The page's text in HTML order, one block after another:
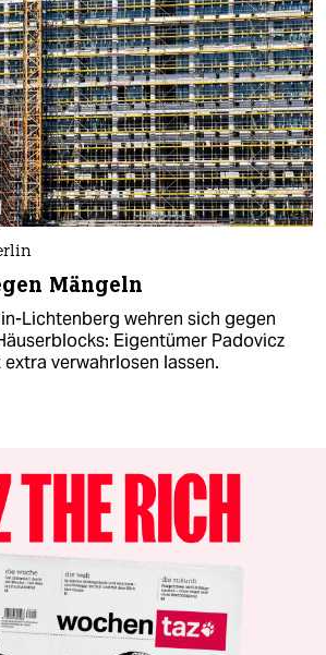
Mängeln
Lichtenberg wehren sich gegen
Eigentümer Padovicz
verwahrlosen lassen.